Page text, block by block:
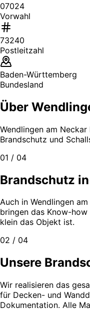
07024
Vorwahl
73240
Postleitzahl
Baden-Württemberg
Bundesland
Über
Wendlingen am
Brandschutz und
01 / 04
Brandschutz
Auch in Wendlingen
bringen das Know-
klein das Objekt ist.
02 / 04
Unsere
Wir realisieren das
für Decken- und
Dokumentation. Alle